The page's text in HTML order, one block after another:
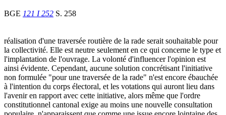
BGE 121 I 252 S. 258
réalisation d'une traversée routière de la rade serait souhaitable pour
la collectivité. Elle est neutre seulement en ce qui concerne le type et
l'implantation de l'ouvrage. La volonté d'influencer l'opinion est
ainsi évidente. Cependant, aucune solution concrétisant l'initiative
non formulée "pour une traversée de la rade" n'est encore ébauchée
à l'intention du corps électoral, et les votations qui auront lieu dans
l'avenir en rapport avec cette initiative, alors même que l'ordre
constitutionnel cantonal exige au moins une nouvelle consultation